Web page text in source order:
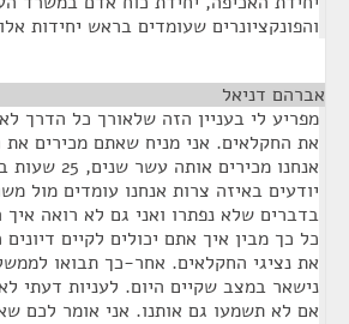
והפונקציונרים שעומדים בראש יחידות
אברהם דניאל
מפריע לי בעניין הזה שלאורך כל הדרך
את החקלאים. אני מניח שאתם מכירים
אנחנו מכירים
יודעים באיזה צרות אנחנו עומדים מול
בדברים שלא נפתרו ואני גם לא רואה איך
כל כך מבין איך אתם יכולים לקיים
את נציגי החקלאים. אחר-כך תבואו
נישאר במצב שקיים היום. לעניות דעתי
אם לא תשמעו גם אותנו. אני אומר לכם